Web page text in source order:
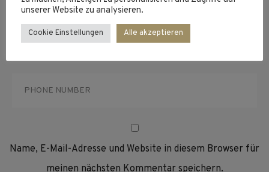
Name, E-Mail-Adresse und Website in diesem Browser für
meinen nächsten Kommentar speichern.
unserer Website zu analysieren.
Cookie Einstellungen Alle akzeptieren